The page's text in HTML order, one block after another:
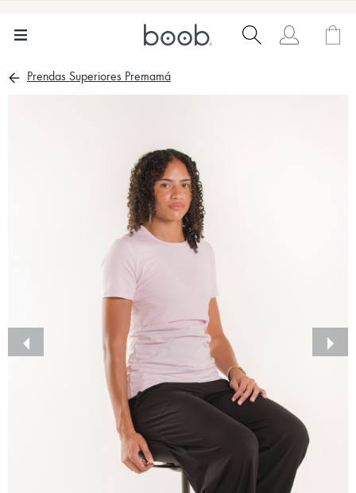
Prendas Superiores Premamá